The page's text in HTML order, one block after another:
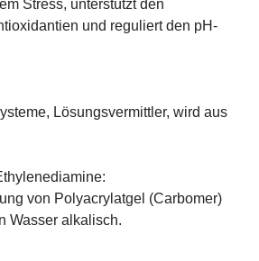
Stress, unterstützt den
und reguliert den pH-
Lösungsvermittler, wird aus
von Polyacrylatgel (Carbomer)
Wasser alkalisch.